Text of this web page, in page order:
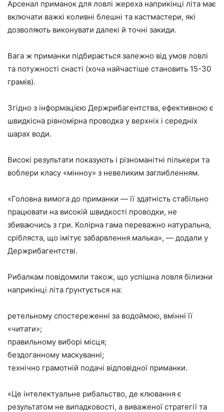
Арсенал приманок для ловлі жереха наприкінці літа має
включати важкі коливні блешні та кастмастери, які
дозволяють виконувати далекі й точні закиди.
Вага ж приманки підбирається залежно від умов ловлі
та потужності снасті (хоча найчастіше становить 15-30
грамів).
Згідно з інформацією Держрибагентства, ефективною є
швидкісна рівномірна проводка у верхніх і середніх
шарах води.
Високі результати показують і різноманітні пількери та
воблери класу «мінноу» з невеликим заглибленням.
«Головна вимога до приманки — її здатність стабільно
працювати на високій швидкості проводки, не
збиваючись з гри. Колірна гама переважно натуральна,
срібляста, що імітує забарвлення малька», — додали у
Держрибагентстві.
Рибалкам повідомили також, що успішна ловля білизни
наприкінці літа ґрунтується на:
ретельному спостереженні за водоймою, вмінні її
«читати»;
правильному виборі місця;
бездоганному маскуванні;
технічно грамотній подачі відповідної приманки.
«Це інтелектуальне рибальство, де клювання є
результатом не випадковості, а виваженої стратегії та